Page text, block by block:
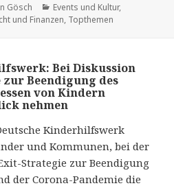
Gösch Kategorien
Events und Kultur,
und Finanzen, Topthemen
Bei Diskussion
Beendigung des
von Kindern
nehmen
Kinderhilfswerk
und Kommunen, bei der
Strategie zur Beendigung
der Corona-Pandemie die